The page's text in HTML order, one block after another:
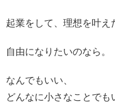
起業をして、理想を叶え
自由になりたいのなら。
なんでもいい、
どんなに小さなことでも